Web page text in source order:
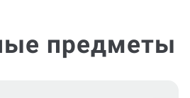
предметы